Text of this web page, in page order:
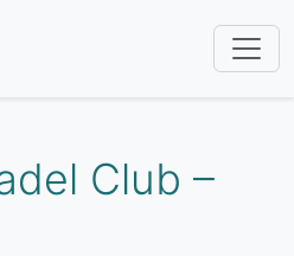
Club –